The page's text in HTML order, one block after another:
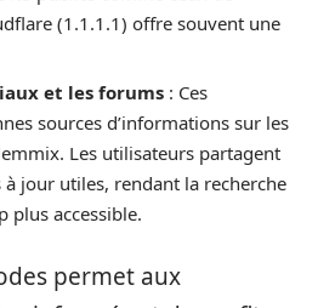
(1.1.1.1) offre souvent une
et les forums : Ces
sources d’informations sur les
Les utilisateurs partagent
jour utiles, rendant la recherche
plus accessible.
permet aux